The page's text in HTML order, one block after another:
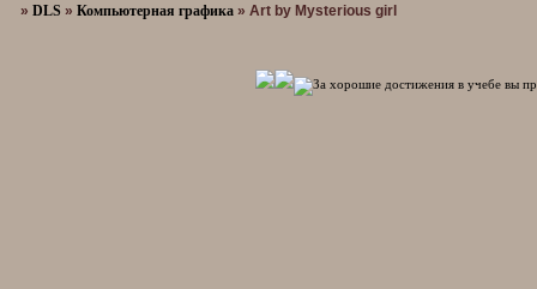
»DLS »Компьютерная графика »Art by Mysterious girl